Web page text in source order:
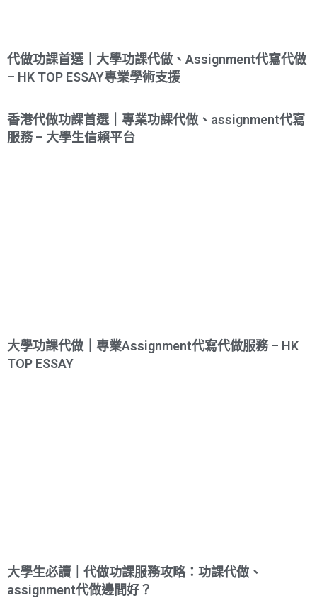
代做功課首選｜大學功課代做、Assignment代寫代做
– HK TOP ESSAY專業學術支援
香港代做功課首選｜專業功課代做、assignment代寫
服務 – 大學生信賴平台
大學功課代做｜專業Assignment代寫代做服務 – HK
TOP ESSAY
大學生必讀｜代做功課服務攻略：功課代做、
assignment代做邊間好？